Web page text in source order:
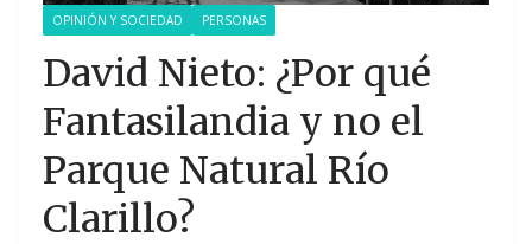
OPINIÓN Y SOCIEDAD PERSONAS
David Nieto: ¿Por qué
Fantasilandia y no el
Parque Natural Río
Clarillo?